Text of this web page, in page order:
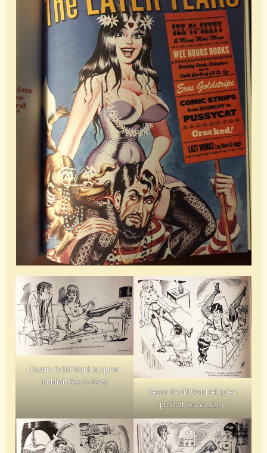
Dessin de Bill Ward tel qu’en
publiaitSex to Sexty
Dessin de Bill Ward tel qu’en
publiaitSex to Sexty